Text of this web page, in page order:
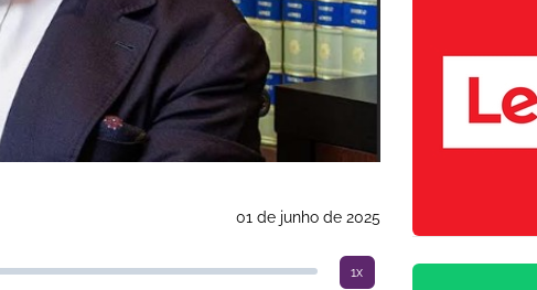
01 de junho de 2025
1x